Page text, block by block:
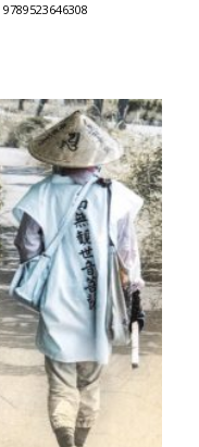
9789523646308